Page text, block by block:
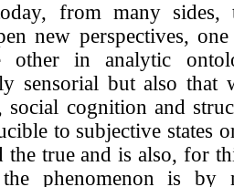
from many
new perspectives,
in analytic
sensorial but also that
social cognition and
to subjective states
the true and is also, for
phenomenon is by